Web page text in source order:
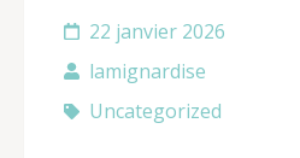
22 janvier 2026
lamignardise
Uncategorized